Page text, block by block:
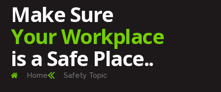
Make Sure
Your Workplace
is a Safe Place..
Home Safety Topic